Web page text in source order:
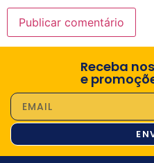
Receba
e